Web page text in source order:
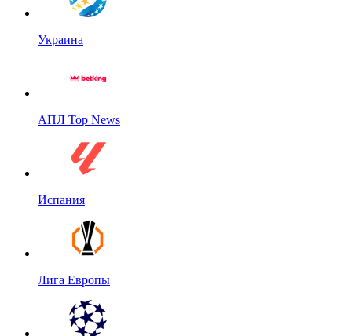
Украина
АПЛ Top News
Испания
Лига Европы